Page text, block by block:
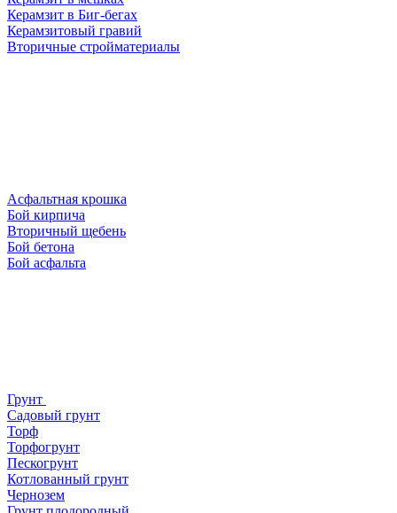
Керамзит в Биг-бегах
Керамзитовый гравий
Вторичные стройматериалы
Асфальтная крошка
Бой кирпича
Вторичный щебень
Бой бетона
Бой асфальта
Грунт
Садовый грунт
Торф
Торфогрунт
Пескогрунт
Котлованный грунт
Чернозем